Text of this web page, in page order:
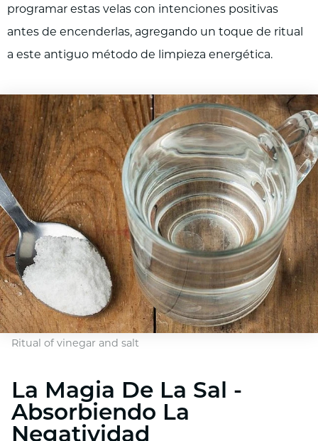
programar estas velas con intenciones positivas
antes de encenderlas, agregando un toque de ritual
a este antiguo método de limpieza energética.
Ritual of vinegar and salt
La Magia De La Sal -
Absorbiendo La
Negatividad